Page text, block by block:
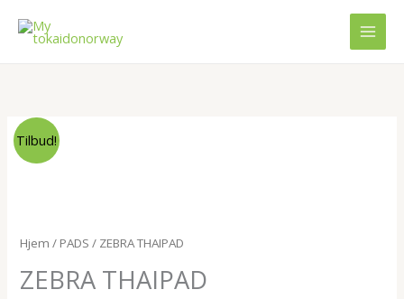
rett
Tilbud!
Hjem / PADS / ZEBRA THAIPAD
ZEBRA THAIPAD
ZEBRA
THAIPAD